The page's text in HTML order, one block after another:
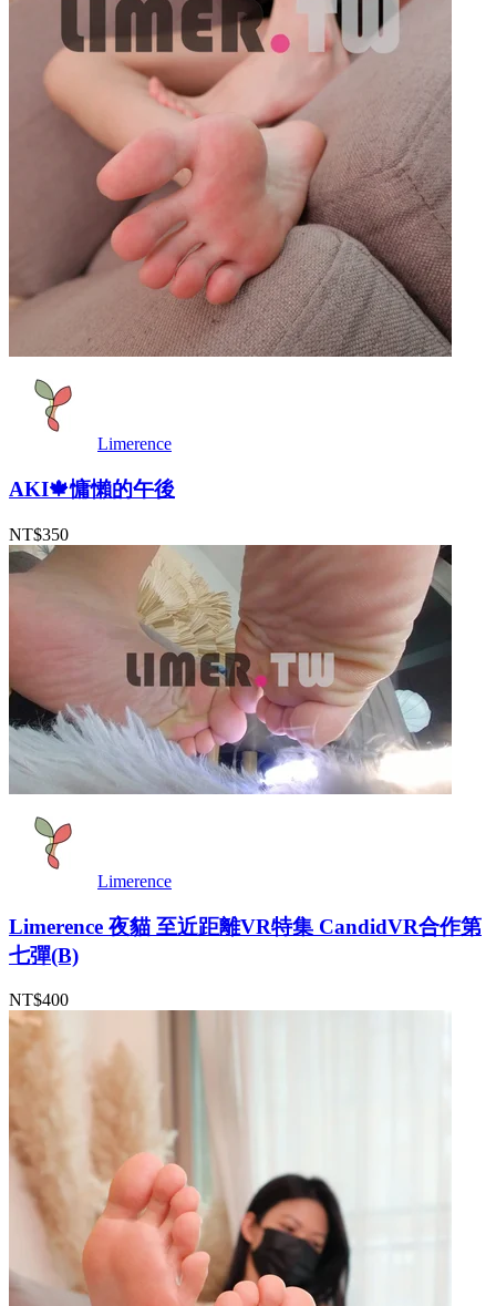
Limerence
AKI🍁慵懶的午後
NT$350
Limerence
Limerence 夜貓 至近距離VR特集 CandidVR合作第
七彈(B)
NT$400